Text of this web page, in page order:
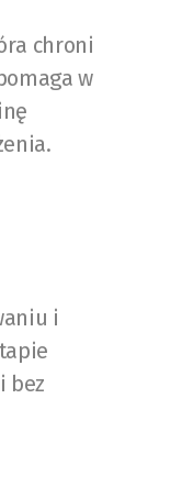
chroni
w
i
bez